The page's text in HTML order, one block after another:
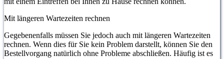
Mit längeren Wartezeiten rechnen
Gegebenenfalls müssen Sie jedoch auch mit längeren Wartezeiten
rechnen. Wenn dies für Sie kein Problem darstellt, können Sie den
Bestellvorgang natürlich ohne Probleme abschließen. Häufig ist es